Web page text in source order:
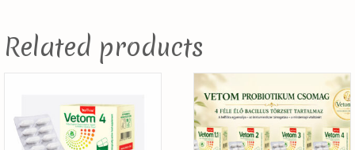
Related products